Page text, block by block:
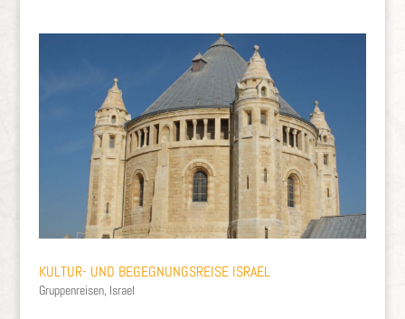
KULTUR- UND BEGEGNUNGSREISE ISRAEL
Gruppenreisen, Israel